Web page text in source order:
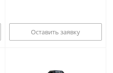
Оставить заявку